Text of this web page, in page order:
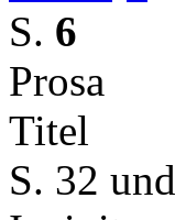
S. 6
Prosa
Titel
S. 32